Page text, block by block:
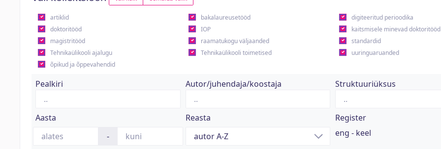
artiklid bakalaureusetööd digiteeritud perioodika
doktoritööd
IOP kaitsmisele minevad doktoritööd
magistritööd
raamatukogu väljaanded standardid
Tehnikaülikooli ajalugu
Tehnikaülikooli toimetised uuringuaruanded
õpikud ja õppevahendid
Pealkiri Autor/juhendaja/koostaja Struktuuriüksus
Aasta
-
Reasta
Register
eng - keel